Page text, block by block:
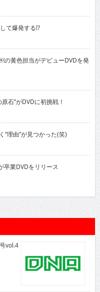
て爆発する!?
黄色担当がデビューDVDを発
石”がDVDに初挑戦！
理由”が見つかった(笑)
卒業DVDをリリース
vol.4